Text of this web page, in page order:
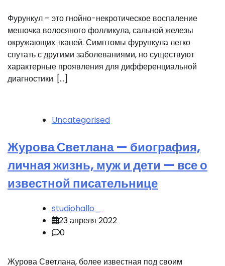
Фурункул – это гнойно-некротическое воспаление
мешочка волосяного фолликула, сальной железы
окружающих тканей. Симптомы фурункула легко
спутать с другими заболеваниями, но существуют
характерные проявления для дифференциальной
диагностики. […]
Uncategorised
Журова Светлана — биография,
личная жизнь, муж и дети — все о
известной писательнице
studiohallo_
23 апреля 2022
0
Журова Светлана, более известная под своим